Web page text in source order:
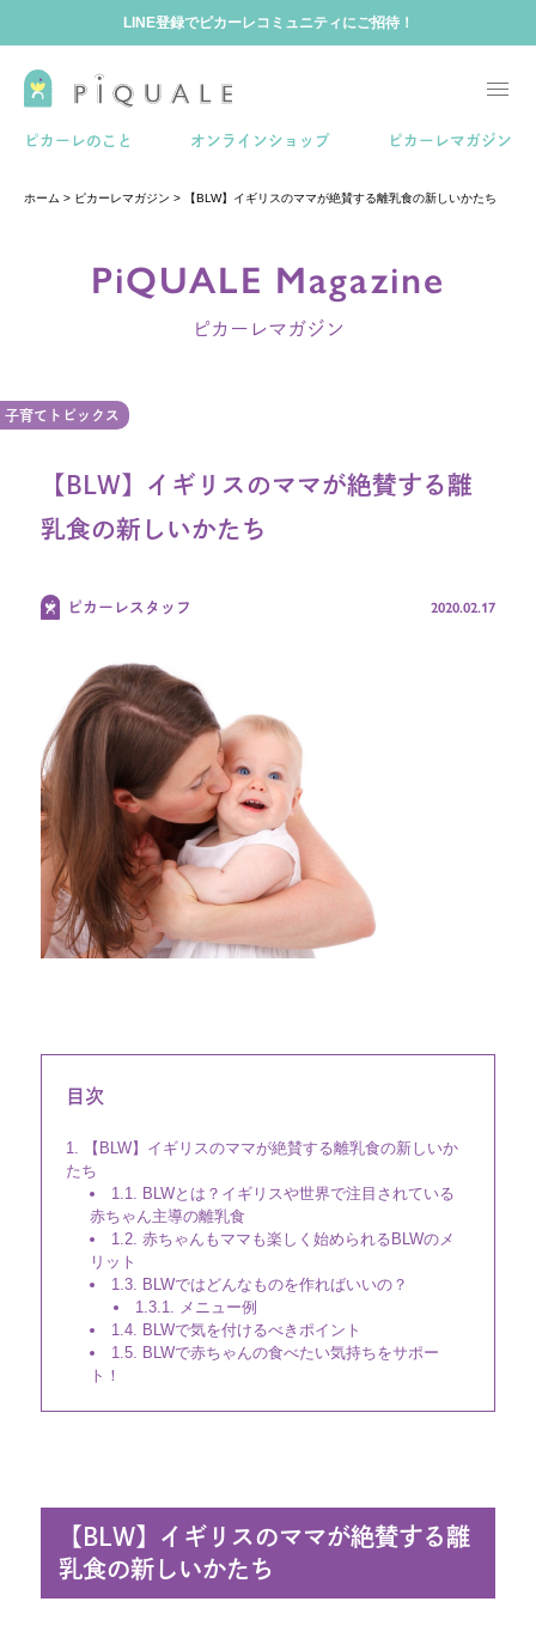
LINE登録でピカーレコミュニティにご招待！
ピカーレのこと オンラインショップ ピカーレマガジン
ホーム
ピカーレマガジン
ギフトセット
よくある質問
ホーム > ピカーレマガジン > 【BLW】イギリスのママが絶賛する離乳食の新しいかたち
PiQUALE Magazine
ピカーレマガジン
子育てトピックス
【BLW】イギリスのママが絶賛する離
乳食の新しいかたち
ピカーレスタッフ 2020.02.17
目次
【BLW】イギリスのママが絶賛する離乳食の新しいか
たち
BLWとは？イギリスや世界で注目されている
赤ちゃん主導の離乳食
赤ちゃんもママも楽しく始められるBLWのメ
リット
BLWではどんなものを作ればいいの？
メニュー例
BLWで気を付けるべきポイント
BLWで赤ちゃんの食べたい気持ちをサポー
ト！
【BLW】イギリスのママが絶賛する離
乳食の新しいかたち